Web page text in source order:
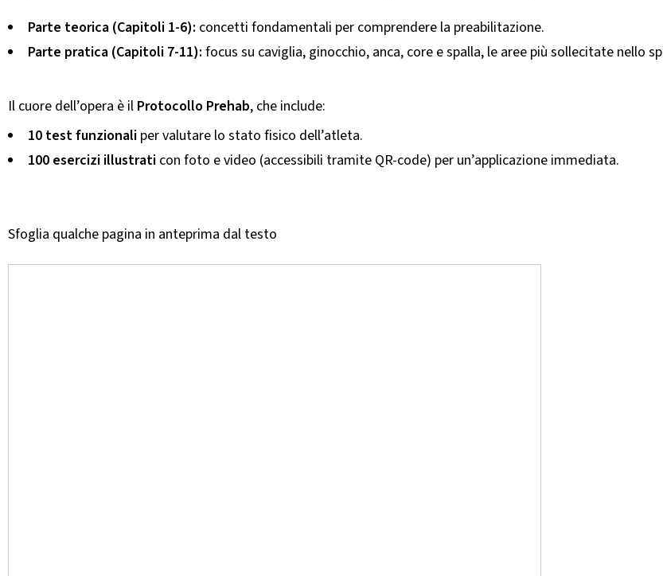
Parte teorica (Capitoli 1-6): concetti fondamentali per comprendere la preabilitazione.
Parte pratica (Capitoli 7-11): focus su caviglia, ginocchio, anca, core e spalla, le aree più sollecitate nello
Il cuore dell’opera è il Protocollo Prehab, che include:
10 test funzionali per valutare lo stato fisico dell’atleta.
100 esercizi illustrati con foto e video (accessibili tramite QR-code) per un’applicazione immediata.
Sfoglia qualche pagina in anteprima dal testo